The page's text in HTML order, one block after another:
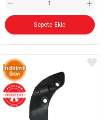
Sepete Ekle